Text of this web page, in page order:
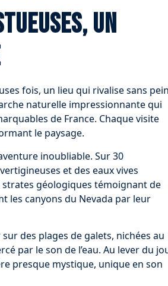
un
fois, un lieu qui rivalise sans
naturelle impressionnante qui
de France. Chaque visite
le paysage.
inoubliable. Sur 30
et des eaux vives
strates géologiques témoignant de
les canyons du Nevada par leur
des plages de galets, nichées au
par le son de l’eau. Au lever du
presque mystique, unique en son